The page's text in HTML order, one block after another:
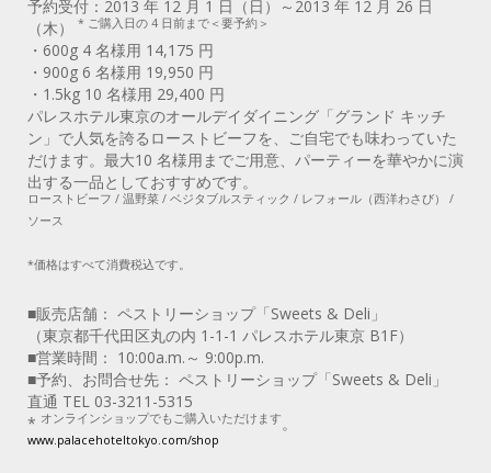
予約受付：2013 年 12 月 1 日（日）～2013 年 12 月 26 日
（木）
* ご購入日の 4 日前まで＜要予約＞
・600g 4 名様用 14,175 円
・900g 6 名様用 19,950 円
・1.5kg 10 名様用 29,400 円
パレスホテル東京のオールデイダイニング「グランド キッチ
ン」で人気を誇るローストビーフを、ご自宅でも味わっていた
だけます。最大10 名様用までご用意、パーティーを華やかに演
出する一品としておすすめです。
ローストビーフ / 温野菜 / ベジタブルスティック / レフォール（西洋わさび） /
ソース
*価格はすべて消費税込です。
■販売店舗： ペストリーショップ「Sweets & Deli」
（東京都千代田区丸の内 1-1-1 パレスホテル東京 B1F）
■営業時間： 10:00a.m.～ 9:00p.m.
■予約、お問合せ先： ペストリーショップ「Sweets & Deli」
直通 TEL 03-3211-5315
* オンラインショップでもご購入いただけます 。
www.palacehoteltokyo.com/shop